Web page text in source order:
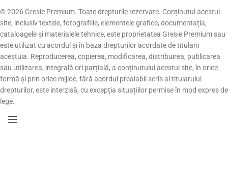
© 2026 Gresie Premium. Toate drepturile rezervate. Conținutul acestui
site, inclusiv textele, fotografiile, elementele grafice, documentația,
cataloagele și materialele tehnice, este proprietatea Gresie Premium sau
este utilizat cu acordul și în baza drepturilor acordate de titularii
acestuia. Reproducerea, copierea, modificarea, distribuirea, publicarea
sau utilizarea, integrală ori parțială, a conținutului acestui site, în orice
formă și prin orice mijloc, fără acordul prealabil scris al titularului
drepturilor, este interzisă, cu excepția situațiilor permise în mod expres de
lege.